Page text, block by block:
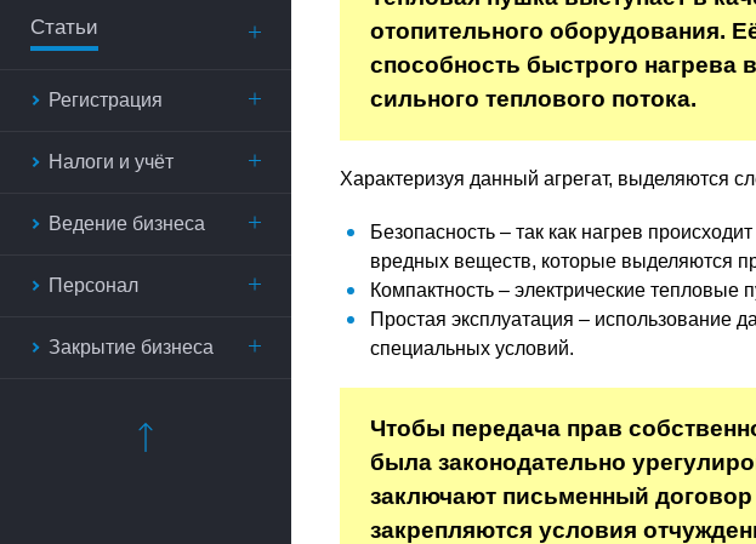
Статьи
Регистрация
Налоги и учёт
Ведение бизнеса
Персонал
Закрытие бизнеса
отопительного оборудования.
способность быстрого нагрева
сильного теплового потока.
Характеризуя данный агрегат, выделяются
Безопасность – так как нагрев
вредных веществ, которые выделяются
Компактность – электрические
Простая эксплуатация – использование
специальных условий.
Чтобы передача прав
была законодательно
заключают письменный
закрепляются условия